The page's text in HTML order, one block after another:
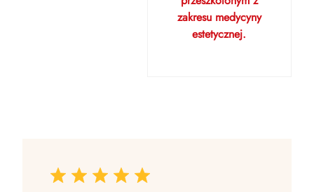
zakresu medycyny
estetycznej.